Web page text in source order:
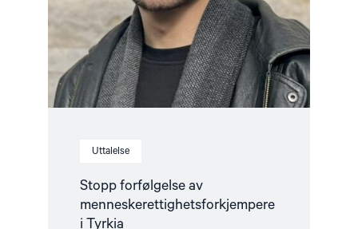
Uttalelse
Stopp forfølgelse av
menneskerettighetsforkjempere
i Tyrkia